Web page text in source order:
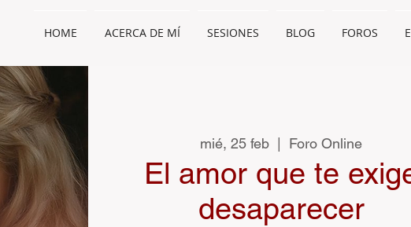
HOME ACERCA DE MÍ SESIONES BLOG FOROS
mié, 25 feb
  |
Foro Online
El amor que te
desaparecer